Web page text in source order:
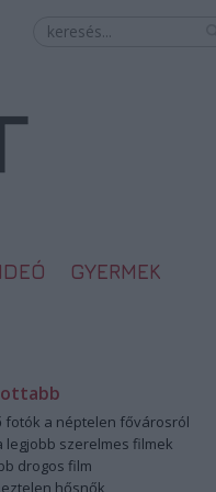
GYERMEK
fotók a néptelen fővárosról
legjobb szerelmes filmek
drogos film
hősnők